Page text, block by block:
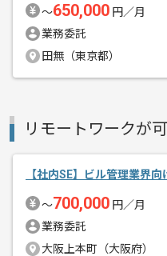
〜650,000 円／月
業務委託
田無（東京都）
リモートワークが
【社内SE】ビル管理業界
〜700,000 円／月
業務委託
大阪上本町（大阪府）